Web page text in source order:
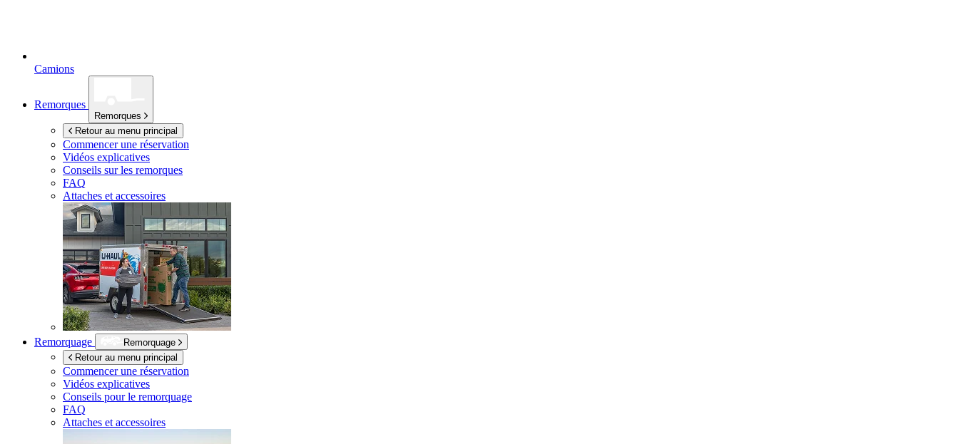
Camions
Remorques
Remorques
Retour au menu principal
Commencer une réservation
Vidéos explicatives
Conseils sur les remorques
FAQ
Attaches et accessoires
Remorquage
Remorquage
Retour au menu principal
Commencer une réservation
Vidéos explicatives
Conseils pour le remorquage
FAQ
Attaches et accessoires